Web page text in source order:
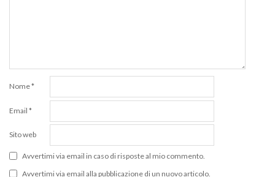
Nome*
Email *
Sito web
Avvertimi via email in caso di risposte al mio commento.
Avvertimi via email alla pubblicazione di un nuovo articolo.